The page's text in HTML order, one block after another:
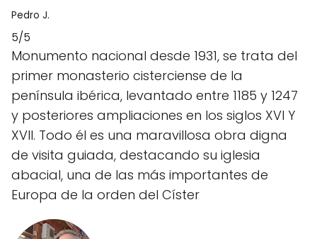
Pedro J.
5/5
Monumento nacional desde 1931, se trata del
primer monasterio cisterciense de la
península ibérica, levantado entre 1185 y 1247
y posteriores ampliaciones en los siglos XVI Y
XVII. Todo él es una maravillosa obra digna
de visita guiada, destacando su iglesia
abacial, una de las más importantes de
Europa de la orden del Císter